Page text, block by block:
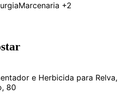
Marcenaria +2
e Herbicida para Relva,
80